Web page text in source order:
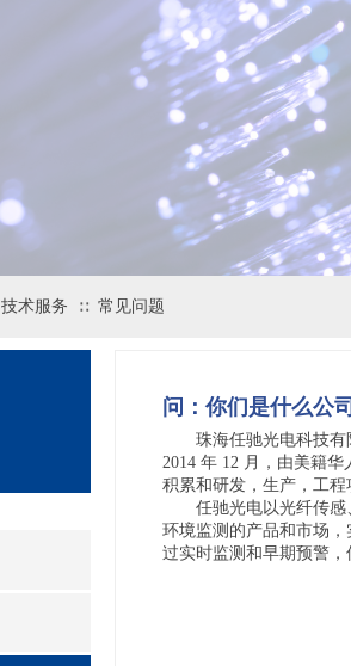
技术服务 ∷ 常见问题
问： 你们是什么公
珠海任驰光电科技有限
2014 年 12 月，由美籍
积累和研发，生产，工
任驰光电以光纤传感、
环境监测的产品和市场
过实时监测和早期预警